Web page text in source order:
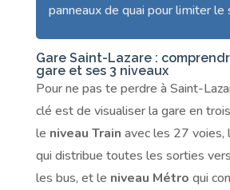
panneaux de quai pour limiter le
Gare Saint-Lazare :
gare et ses 3 niveaux
Pour ne pas te perdre à Saint-
clé est de visualiser la gare en
le niveau Train avec les 27 voies,
qui distribue toutes les sorties
les bus, et le niveau Métro qui